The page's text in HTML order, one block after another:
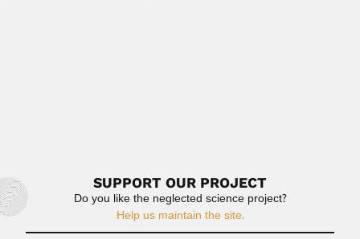
SUPPORT OUR PROJECT
Do you like the neglected science project?
Help us maintain the site.